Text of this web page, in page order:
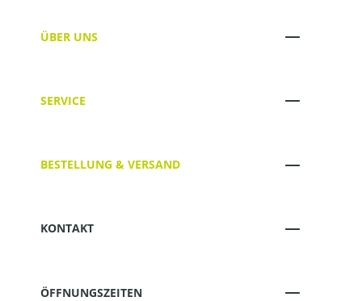
ÜBER UNS
SERVICE
BESTELLUNG & VERSAND
KONTAKT
ÖFFNUNGSZEITEN